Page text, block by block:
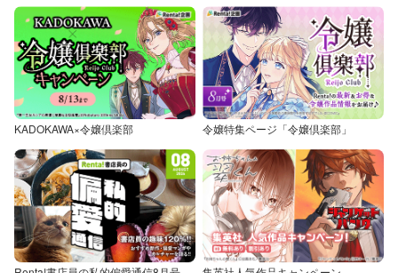
KADOKAWA×令嬢倶楽部 令嬢特集ページ「令嬢倶楽部」